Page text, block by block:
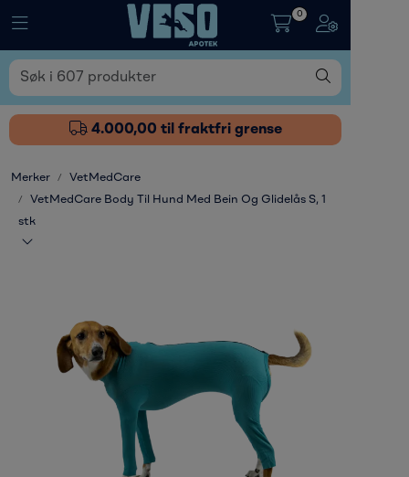
Skip to main content
Toggle navigation
0
Toggle
4.000,00 til fraktfri grense
Merker
VetMedCare
VetMedCare Body Til Hund Med Bein Og Glidelås S, 1
stk
Fôrtilskudd
Pleieprodukter
Sårstell
Stressdempende
Nyheter
Kampanjer